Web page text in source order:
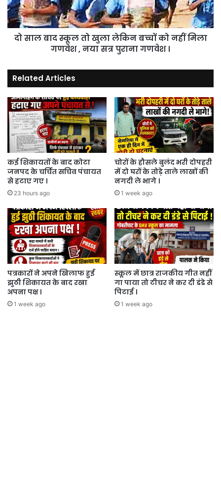
लेकिन
बच्चों
को
नहीं
,
नया
सत्र
पुराना
गणवेश
।
दो साल बाद स्कूल तो खुला लेकिन बच्चों को नहीं मिला
गणवेश , नया सत्र पुराना गणवेश ।
Related Articles
कई शिकायतों के बाद कोटा
जनपद के चर्चित सचिव पंचायत
से हटाए गए ।
23 hours ago
चोरों के हौसले बुलंद भरी दोपहरी
में दो घरों के तोड़े ताले लाखों की
नगदी ले भागे ।
1 week ago
पत्रकारों ने अपने खिलाफ हुई
झुठी शिकायत के बाद रखा
अपना पक्ष ।
1 week ago
स्कूल में छात्र राजकीय गीत नहीं
गा पाया तो टीचर ने कर दी डंडे से
पिटाई ।
1 week ago